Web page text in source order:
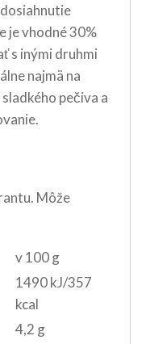
je vhodné 30%
s inými druhmi
najmä na
pečiva a
Môže
v 100 g
1490 kJ/357
kcal
4,2 g